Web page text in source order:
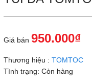
Giá bán 950.000₫
Thương hiệu : TOMTOC
Tình trạng: Còn hàng